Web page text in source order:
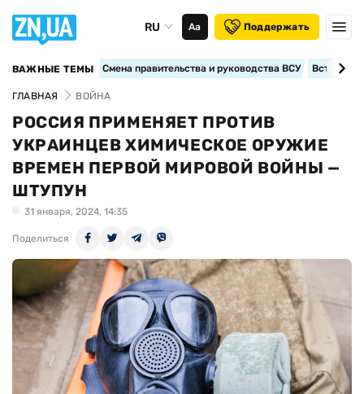
RU Аа Поддержать
ВАЖНЫЕ ТЕМЫ Смена правительства и руководства ВСУ
ГЛАВНАЯ ВОЙНА
РОССИЯ ПРИМЕНЯЕТ ПРОТИВ
УКРАИНЦЕВ ХИМИЧЕСКОЕ ОРУЖИЕ
ВРЕМЕН ПЕРВОЙ МИРОВОЙ ВОЙНЫ —
ШТУПУН
31 января, 2024, 14:35
Поделиться